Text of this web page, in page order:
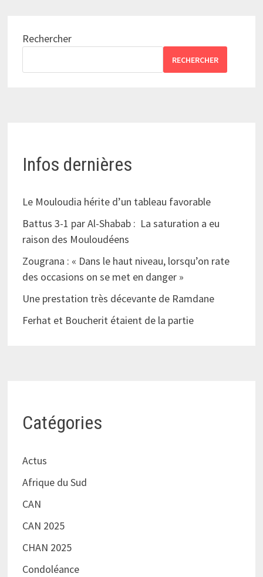
Rechercher
RECHERCHER
Infos dernières
Le Mouloudia hérite d’un tableau favorable
Battus 3-1 par Al-Shabab : La saturation a eu
raison des Mouloudéens
Zougrana : « Dans le haut niveau, lorsqu’on rate
des occasions on se met en danger »
Une prestation très décevante de Ramdane
Ferhat et Boucherit étaient de la partie
Catégories
Actus
Afrique du Sud
CAN
CAN 2025
CHAN 2025
Condoléance